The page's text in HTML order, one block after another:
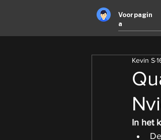
Voorpagin
a
Kevin S
In het